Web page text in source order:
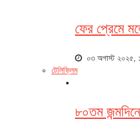
ফের প্রেমে
০৩ অগাস্ট ২০২৫,
টেলিফ্লিম
৮০তম